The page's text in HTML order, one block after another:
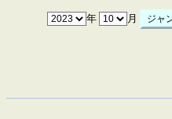
年 月